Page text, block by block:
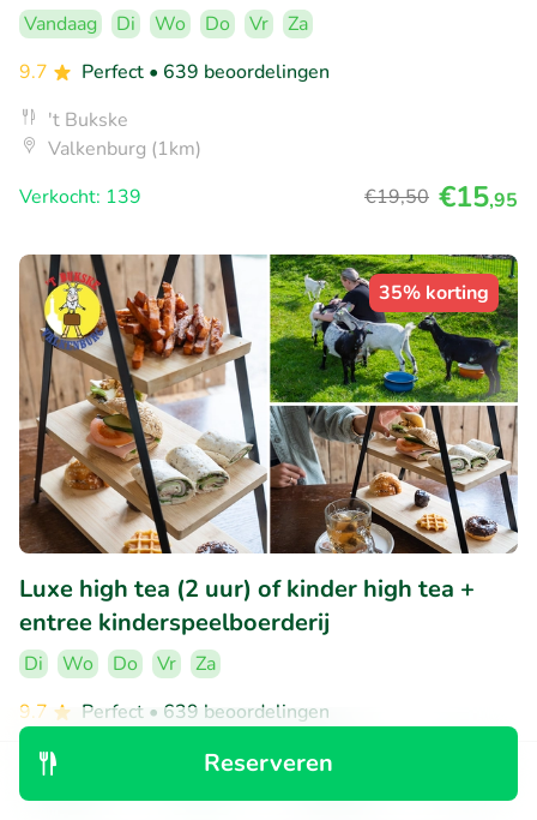
Reserveren
Vandaag Di Wo Do Vr
Za
9.7
Perfect • 639 beoordelingen
't Bukske
Valkenburg (1km)
Verkocht: 139
€19,50 €15,95
35% korting
Luxe high tea (2 uur) of kinder high tea +
entree kinderspeelboerderij
Di Wo Do Vr
Za
9.7
Perfect • 639 beoordelingen
't Bukske